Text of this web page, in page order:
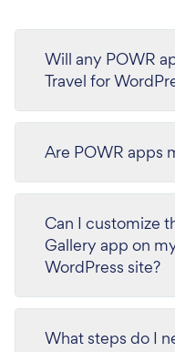
Will any POWR
Travel for
Are POWR apps
Can I customize
Gallery app on
WordPress site?
What steps do I